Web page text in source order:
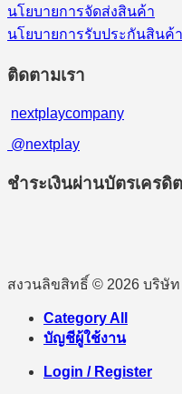
นโยบายการจัดส่งสินค้า
นโยบายการรับประกันสินค้า
ติดตามเรา
nextplaycompany
@nextplay
ชำระเงินผ่านบัตรเครดิต
สงวนลิขสิทธิ์ © 2026 บริษัท
Category All
บัญชีผู้ใช้งาน
Login / Register